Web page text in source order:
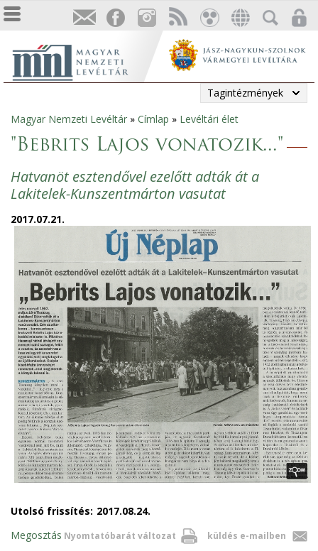
Tagintézmények
Jelenlegi
hely
Magyar Nemzeti Levéltár » Címlap » Levéltári élet
"Bebrits Lajos vonatozik..."
Hatvanöt esztendővel ezelőtt adták át a
Lakitelek-Kunszentmárton vasutat
2017.07.21.
Utolsó frissítés: 2017.08.24.
Nyomtatóbarát változat küldés e-mailben
Megosztás